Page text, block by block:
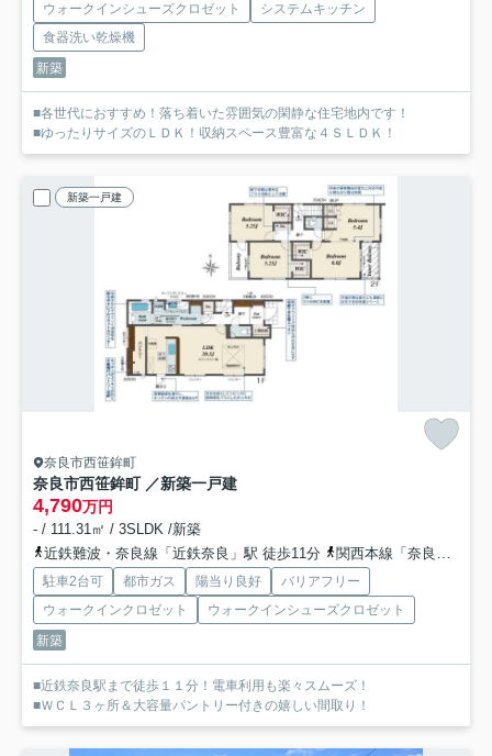
ウォークインシューズクロゼット
システムキッチン
食器洗い乾燥機
新築
■各世代におすすめ！落ち着いた雰囲気の閑静な住宅地内です！
■ゆったりサイズのＬＤＫ！収納スペース豊富な４ＳＬＤＫ！
新築一戸建
奈良市西笹鉾町
奈良市西笹鉾町 ／新築一戸建
4,790万円
- / 111.31㎡ / 3SLDK /新築
近鉄難波・奈良線「近鉄奈良」駅 徒歩11分
関西本線「奈良」駅 徒歩25分
駐車2台可 都市ガス 陽当り良好
バリアフリー
ウォークインクロゼット
ウォークインシューズクロゼット
新築
■近鉄奈良駅まで徒歩１１分！電車利用も楽々スムーズ！
■ＷＣＬ３ヶ所＆大容量パントリー付きの嬉しい間取り！